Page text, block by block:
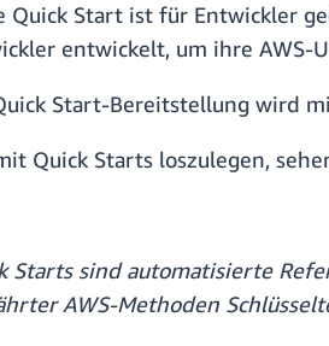
Quick Start ist für Entwickler
entwickelt, um ihre AWS-
Start-Bereitstellung wird
Quick Starts loszulegen,
Starts sind automatisierte
AWS-Methoden